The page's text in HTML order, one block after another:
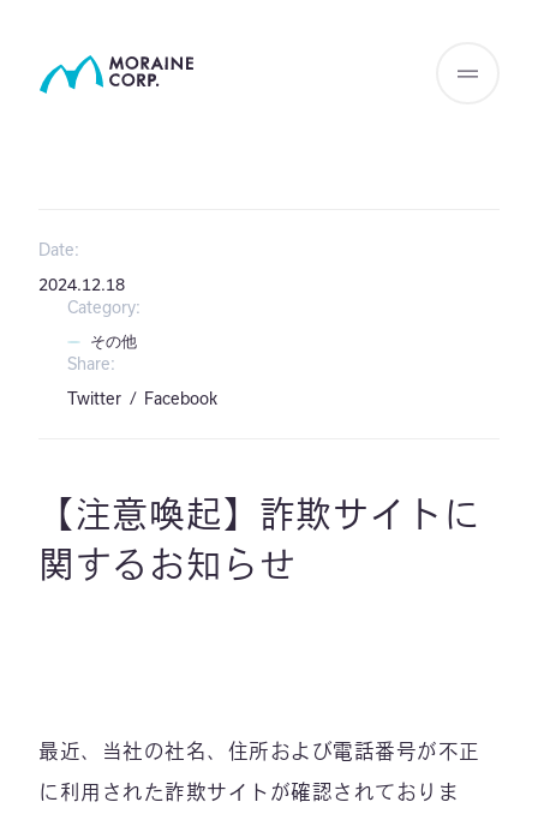
Date:
2024.12.18
Category:
その他
Share:
Twitter
Facebook
【注意喚起】詐欺サイトに
関するお知らせ
最近、当社の社名、住所および電話番号が不正
に利用された詐欺サイトが確認されておりま